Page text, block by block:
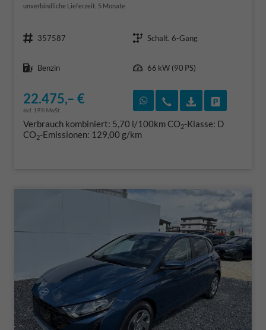
unverbindliche Lieferzeit: 5 Monate
357587
Schalt. 6-Gang
Benzin
66 kW (90 PS)
22.475,– €
incl. 19% MwSt.
Rückruf vereinbaren
Wir rufen Sie an
Verbrauch kombiniert: 5,70 l/100kmCO2-Klasse: D
CO2-Emissionen: 129,00 g/km